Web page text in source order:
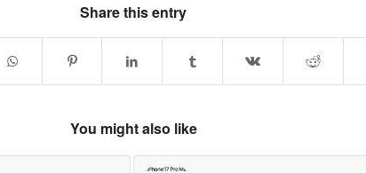
Share this entry
You might also like